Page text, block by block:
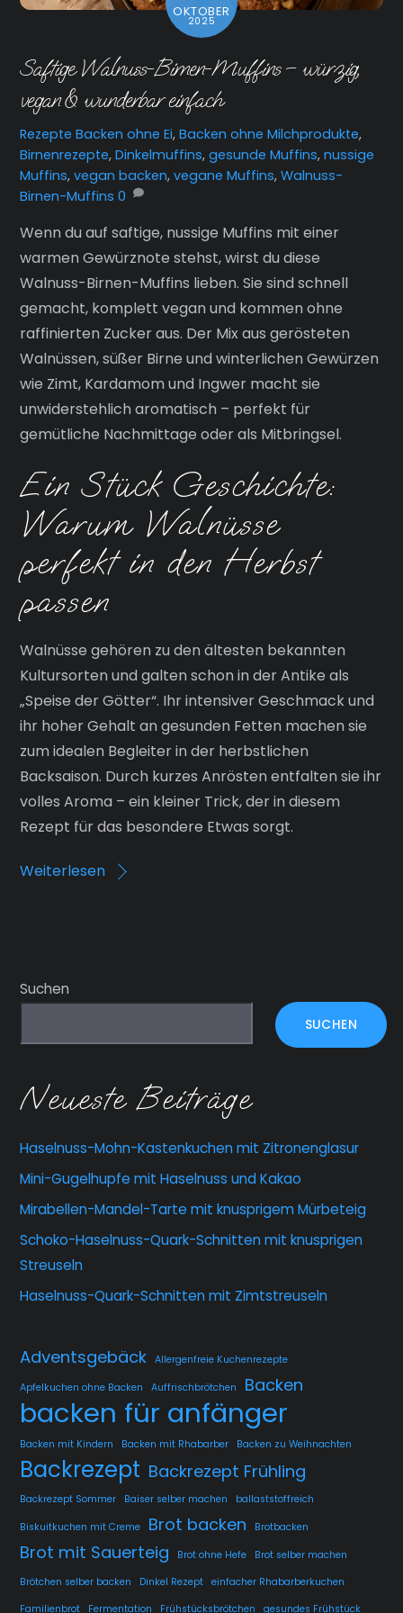
OKTOBER
2025
Saftige Walnuss-Birnen-Muffins – würzig,
vegan & wunderbar einfach
Rezepte Backen ohne Ei,Backen ohne Milchprodukte,
Birnenrezepte,Dinkelmuffins,gesunde Muffins,nussige
Muffins,vegan backen,vegane Muffins,Walnuss-
Birnen-Muffins 0
Wenn du auf saftige, nussige Muffins mit einer
warmen Gewürznote stehst, wirst du diese
Walnuss-Birnen-Muffins lieben. Sie sind schnell
gemacht, komplett vegan und kommen ohne
raffinierten Zucker aus. Der Mix aus gerösteten
Walnüssen, süßer Birne und winterlichen Gewürzen
wie Zimt, Kardamom und Ingwer macht sie
unwiderstehlich aromatisch – perfekt für
gemütliche Nachmittage oder als Mitbringsel.
Ein Stück Geschichte:
Warum Walnüsse
perfekt in den Herbst
passen
Walnüsse gehören zu den ältesten bekannten
Kultursorten und galten schon in der Antike als
„Speise der Götter“. Ihr intensiver Geschmack und
ihr hoher Gehalt an gesunden Fetten machen sie
zum idealen Begleiter in der herbstlichen
Backsaison. Durch kurzes Anrösten entfalten sie ihr
volles Aroma – ein kleiner Trick, der in diesem
Rezept für das besondere Etwas sorgt.
Weiterlesen
Suchen
SUCHEN
Neueste Beiträge
Haselnuss-Mohn-Kastenkuchen mit Zitronenglasur
Mini-Gugelhupfe mit Haselnuss und Kakao
Mirabellen-Mandel-Tarte mit knusprigem Mürbeteig
Schoko-Haselnuss-Quark-Schnitten mit knusprigen
Streuseln
Haselnuss-Quark-Schnitten mit Zimtstreuseln
Adventsgebäck Allergenfreie Kuchenrezepte
Apfelkuchen ohne Backen Auffrischbrötchen Backen
backen für anfänger
Backen mit Kindern Backen mit Rhabarber Backen zu Weihnachten
Backrezept Backrezept Frühling
Backrezept Sommer Baiser selber machen ballaststoffreich
Biskuitkuchen mit Creme Brot backen Brotbacken
Brot mit Sauerteig Brot ohne Hefe
Brot selber machen
Brötchen selber backen
Dinkel Rezept
einfacher Rhabarberkuchen
Familienbrot
Fermentation Frühstücksbrötchen gesundes Frühstück